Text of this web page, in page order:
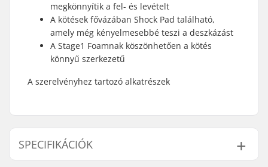
megkönnyítik a fel- és levételt
A kötések fővázában Shock Pad található,
amely még kényelmesebbé teszi a deszkázást
A Stage1 Foamnak köszönhetően a kötés
könnyű szerkezetű
A szerelvényhez tartozó alkatrészek
SPECIFIKÁCIÓK